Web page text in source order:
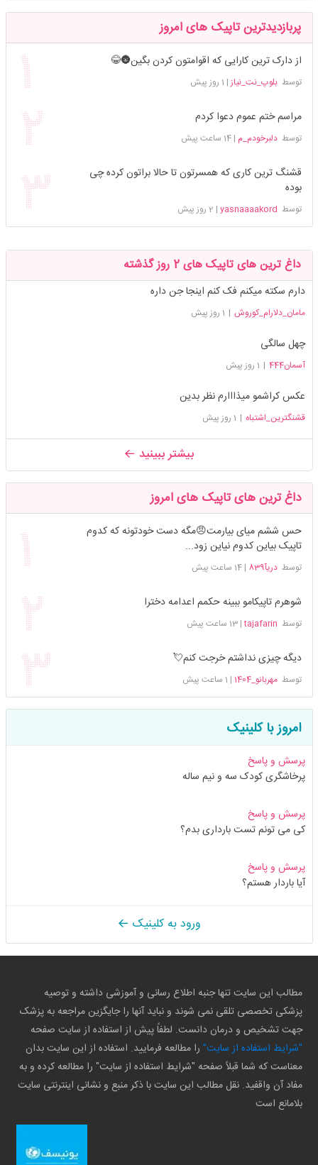
پربازدیدترین تاپیک های امروز
از دارک ترین کارایی که اقوامتون کردن بگین🌚😂
توسطبلوپ_نت_نیاز | 1 روز پیش
مراسم ختم عموم دعوا کردم
توسطدلبرخودم_م |14 ساعت پیش
قشنگ ترین کاری که همسرتون تا حالا براتون کرده چی
بوده
توسط yasnaaaakord
| 2 روز پیش
داغ ترین های تاپیک های 2 روز گذشته
دارم سکته میکنم فک کنم اینجا جن داره
مامان_دلارام_کوروش | 1 روز پیش
چهل سالگی
آسمان444 | 1 روز پیش
عکس کراشمو میذااارم نظر بدین
قشنگترین_اشتباه | 1 روز پیش
بیشتر ببینید
داغ ترین های تاپیک های امروز
حس ششم میای بیارمت😠مگه دست خودتونه که کدوم
تاپیک بیاین کدوم نیاین زود...
توسطدریآ839 |14 ساعت پیش
شوهرم تاپیکامو ببینه حکمم اعدامه دخترا
توسط tajafarin
|13 ساعت پیش
دیگه چیزی نداشتم خرجت کنم💘
توسطمهربانو_1404 | 1 ساعت پیش
امروز با کلینیک
پرسش و پاسخ
پرخاشگری کودک سه و نیم ساله
پرسش و پاسخ
کی می تونم تست بارداری بدم؟
پرسش و پاسخ
آیا باردار هستم؟
ورود به کلینیک
مطالب این سایت تنها جنبه اطلاع رسانی و آموزشی داشته و توصیه
پزشکی تخصصی تلقی نمی شوند و نباید آنها را جایگزین مراجعه به پزشک
جهت تشخیص و درمان دانست. لطفاً پیش از استفاده از سایت صفحه
"شرایط استفاده از سایت" را مطالعه فرمایید. استفاده از این سایت بدان
معناست که شما قبلاً صفحه "شرایط استفاده از سایت" را مطالعه کرده و به
مفاد آن واقفید. نقل مطالب این سایت با ذکر منبع و نشانی اینترنتی سایت
بلامانع است